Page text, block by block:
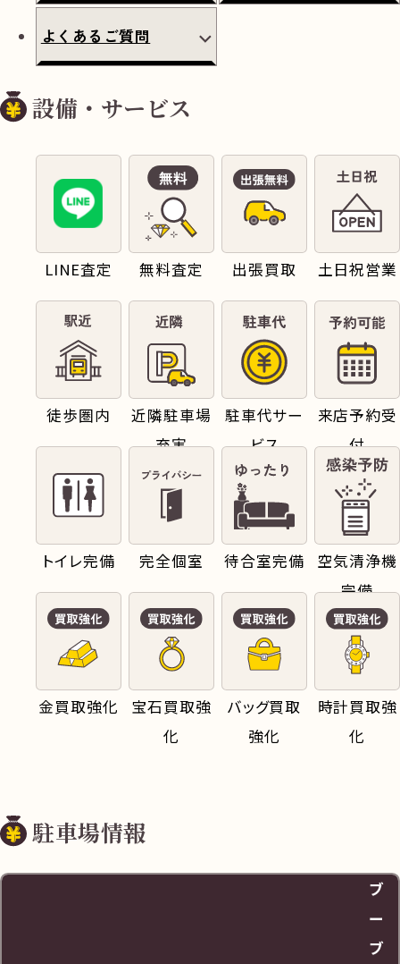
よくあるご質問
設備・サービス
LINE査定 無料査定 出張買取 土日祝営業
徒歩圏内
近隣駐車場
充実
駐車代サー
ビス
来店予約受
付
トイレ完備 完全個室 待合室完備
空気清浄機
完備
金買取強化
宝石買取強
化
バッグ買取
強化
時計買取強
化
駐車場情報
ブ
ー
ブ